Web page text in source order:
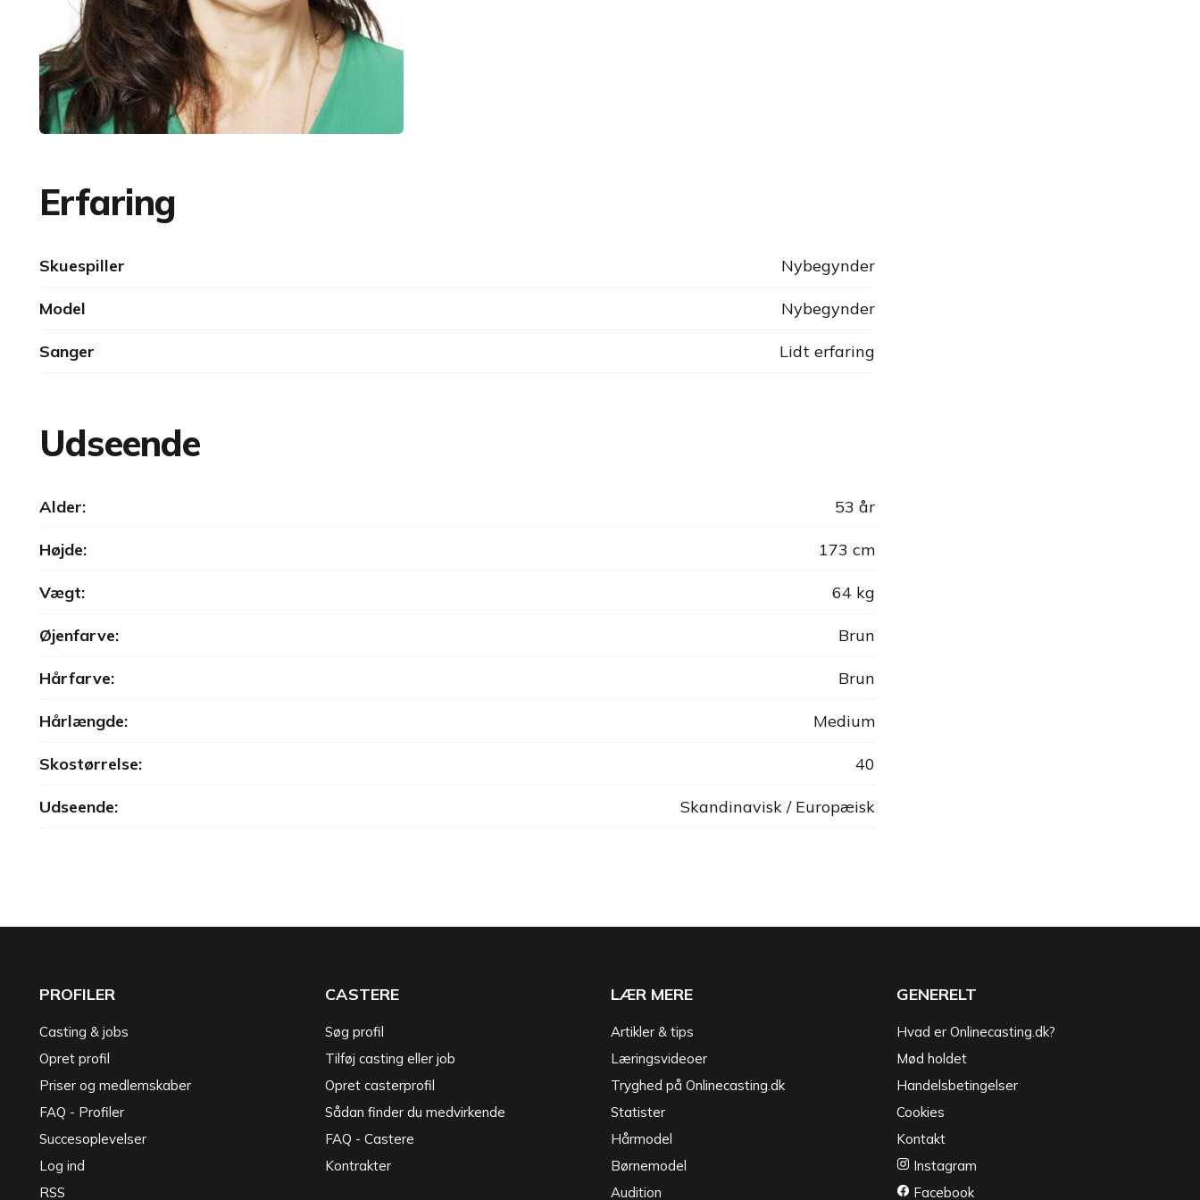
Erfaring
Skuespiller Nybegynder
Model Nybegynder
Sanger Lidt erfaring
Udseende
Alder: 53 år
Højde: 173 cm
Vægt: 64 kg
Øjenfarve: Brun
Hårfarve: Brun
Hårlængde: Medium
Skostørrelse: 40
Udseende: Skandinavisk / Europæisk
PROFILER
Casting & jobs
Opret profil
Priser og medlemskaber
FAQ - Profiler
Succesoplevelser
Log ind
RSS
CASTERE
Søg profil
Tilføj casting eller job
Opret casterprofil
Sådan finder du medvirkende
FAQ - Castere
Kontrakter
LÆR MERE
Artikler & tips
Læringsvideoer
Tryghed på Onlinecasting.dk
Statister
Hårmodel
Børnemodel
Audition
GENERELT
Hvad er Onlinecasting.dk?
Mød holdet
Handelsbetingelser
Cookies
Kontakt
Instagram
Facebook